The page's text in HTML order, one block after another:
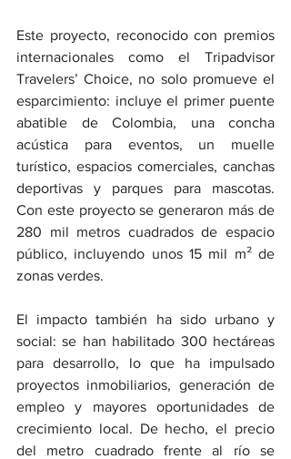
Este proyecto, reconocido con premios
internacionales como el Tripadvisor
Travelers’ Choice, no solo promueve el
esparcimiento: incluye el primer puente
abatible de Colombia, una concha
acústica para eventos, un muelle
turístico, espacios comerciales, canchas
deportivas y parques para mascotas.
Con este proyecto se generaron más de
280 mil metros cuadrados de espacio
público, incluyendo unos 15 mil m² de
zonas verdes.
El impacto también ha sido urbano y
social: se han habilitado 300 hectáreas
para desarrollo, lo que ha impulsado
proyectos inmobiliarios, generación de
empleo y mayores oportunidades de
crecimiento local. De hecho, el precio
del metro cuadrado frente al río se